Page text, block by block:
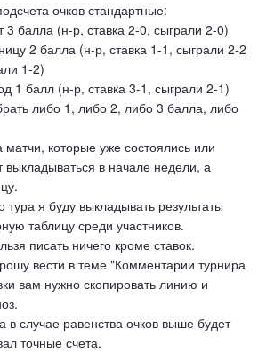
очков стандартные:
3 балла (н-р, ставка 2-0, сыграли 2-0)
2 балла (н-р, ставка 1-1, сыграли 2-2
1-2)
1 балл (н-р, ставка 3-1, сыграли 2-1)
либо 1, либо 2, либо 3 балла, либо
матчи, которые уже состоялись или
выкладываться в начале недели, а
тура я буду выкладывать результаты
таблицу среди участников.
писать ничего кроме ставок.
вести в теме "Комментарии турнира
вам нужно скопировать линию и
в случае равенства очков выше будет
точные счета.